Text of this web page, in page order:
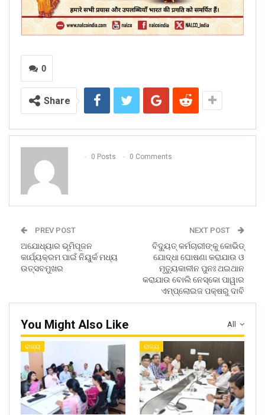
0
Share
0 Posts 0 Comments
PREV POST
ଅଯୋଧ୍ୟାର ଭୂମିପୂଜନ
କାର୍ଯ୍ୟକ୍ରମ ପାଇଁ ନିୟୁର୍କ ମଧ୍ୟ
ଉତ୍ସବମୁଖର
NEXT POST
ବିଦୁ୍ୟତ୍ କର୍ମଚାରୀଙ୍କୁ କୋଭିଡ୍
ଯୋଦ୍ଧା ଘୋଷଣା କରାଯାଉ ଓ
ମୃତୁ୍ୟକାଳୀନ ପୁନଃ ଥଇଥାନ
କରାଯାଉ ବୋଲି ନେସ୍କୋ ପାୱାର
ଏମ୍ପ୍ଲୋଇଜ ପକ୍ଷରୁ ଦାବି
All
You Might Also Like
ରାଜ୍ୟ ରାଜ୍ୟ